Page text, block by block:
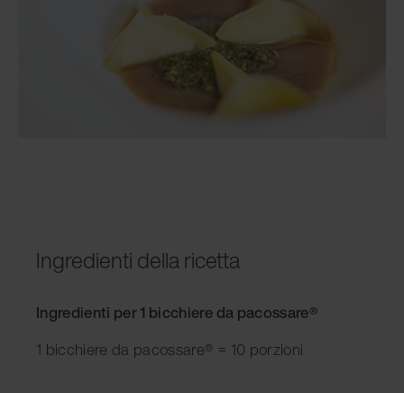
Ingredienti della ricetta
Ingredienti per 1 bicchiere da pacossare®
1 bicchiere da pacossare® = 10 porzioni